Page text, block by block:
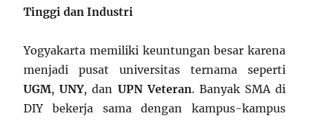
Tinggi dan Industri
Yogyakarta memiliki keuntungan besar karena
menjadi pusat universitas ternama seperti
UGM,UNY, dan UPN Veteran. Banyak SMA di
DIY bekerja sama dengan kampus-kampus